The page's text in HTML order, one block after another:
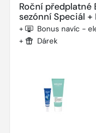
Roční předplatné
sezónní Speciál +
+ Bonus navíc -
+ Dárek